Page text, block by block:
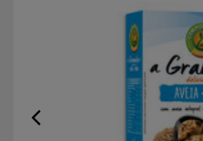
Previous